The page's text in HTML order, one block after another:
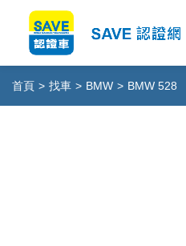
首頁 > 找車 > BMW > BMW 528